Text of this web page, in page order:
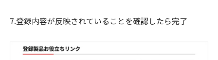
7.登録内容が反映されていることを確認したら完了